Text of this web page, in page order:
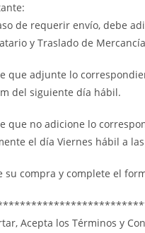
de requerir envío, debe
y Traslado de
que adjunte lo
del siguiente día hábil.
que no adicione lo
el día Viernes hábil a
su compra y complete el
Acepta los Términos y